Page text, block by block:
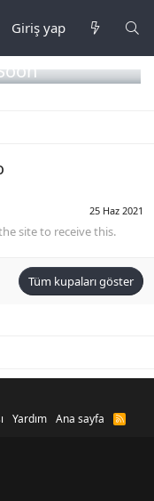
Giriş yap
25 Haz 2021
site to receive this.
Tüm kupaları göster
Yardım Ana sayfa
R